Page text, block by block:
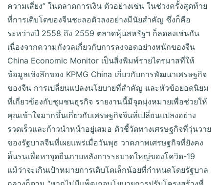
ความเสี่ยง” ในตลาดการเงิน ตัวอย่างเช่น ในช่วงครั้งสุดท้าย
ที่การเติบโตของจีนชะลอตัวลงอย่างมีนัยสำคัญ ซึ่งก็คือ
ระหว่างปี 2558 ถึง 2559 ตลาดหุ้นสหรัฐฯ ก็ลดลงเช่นกัน
เนื่องจากความกังวลเกี่ยวกับการลงจอดอย่างหนักของจีน
China Economic Monitor เป็นสิ่งพิมพ์รายไตรมาสที่ให้
ข้อมูลเชิงลึกของ KPMG China เกี่ยวกับการพัฒนาเศรษฐกิจ
ของจีน การเปลี่ยนแปลงนโยบายที่สำคัญ และหัวข้อยอดนิยม
ที่เกี่ยวข้องกับชุมชนธุรกิจ รายงานนี้มีจุดมุ่งหมายเพื่อช่วยให้
คุณเข้าใจมากขึ้นเกี่ยวกับเศรษฐกิจจีนที่เปลี่ยนแปลงอย่าง
รวดเร็วและก้าวนำหน้าอยู่เสมอ ตัวชี้วัดทางเศรษฐกิจที่วุ่นวาย
ของรัฐบาลจีนที่เผยแพร่เมื่อวันพุธ วาดภาพเศรษฐกิจที่ยังคง
ดิ้นรนเพื่อหาจุดยืนภายหลังการระบาดใหญ่ของโควิด-19
แม้ว่าจะเกินเป้าหมายการเติบโตเล็กน้อยที่กำหนดโดยรัฐบาล